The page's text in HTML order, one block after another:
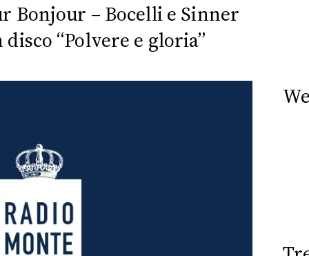
Bonjour – Bocelli e Sinner
“Polvere e gloria”